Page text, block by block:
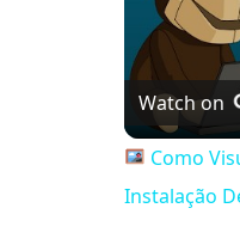
Watch on
Como
Instalação